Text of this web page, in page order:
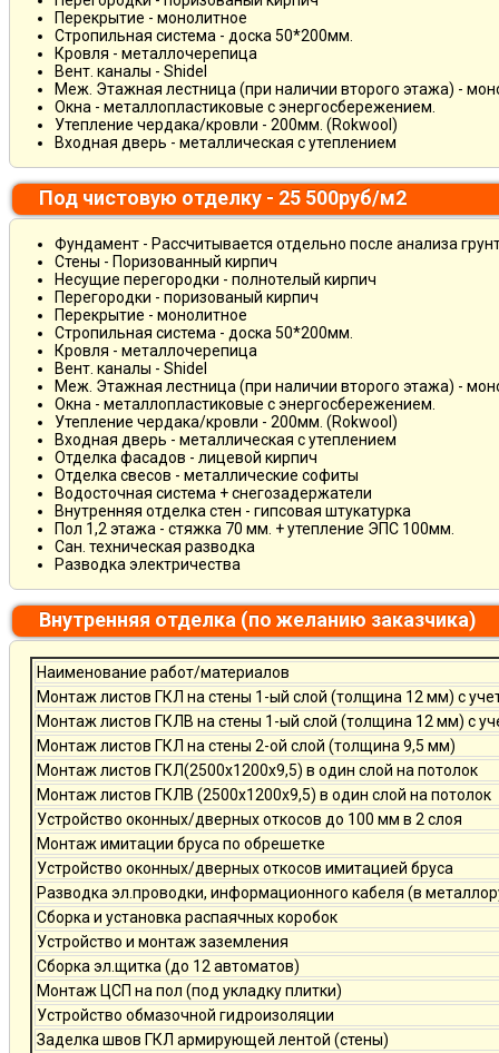
Перекрытие - монолитное
Стропильная система - доска 50*200мм.
Кровля - металлочерепица
Вент. каналы - Shidel
Меж. Этажная лестница (при наличии второго этажа) -
Окна - металлопластиковые с энергосбережением.
Утепление чердака/кровли - 200мм. (Rokwool)
Входная дверь - металлическая с утеплением
Под чистовую отделку - 25 500руб/м2
Фундамент - Рассчитывается отдельно после анализа
Стены - Поризованный кирпич
Несущие перегородки - полнотелый кирпич
Перегородки - поризованый кирпич
Перекрытие - монолитное
Стропильная система - доска 50*200мм.
Кровля - металлочерепица
Вент. каналы - Shidel
Меж. Этажная лестница (при наличии второго этажа) -
Окна - металлопластиковые с энергосбережением.
Утепление чердака/кровли - 200мм. (Rokwool)
Входная дверь - металлическая с утеплением
Отделка фасадов - лицевой кирпич
Отделка свесов - металлические софиты
Водосточная система + снегозадержатели
Внутренняя отделка стен - гипсовая штукатурка
Пол 1,2 этажа - стяжка 70 мм. + утепление ЭПС 100мм.
Сан. техническая разводка
Разводка электричества
Внутренняя отделка (по желанию заказчика)
Наименование работ/материалов
Монтаж листов ГКЛ на стены 1-ый слой (толщина 12 мм) с
Монтаж листов ГКЛВ на стены 1-ый слой (толщина 12 мм) с
Монтаж листов ГКЛ на стены 2-ой слой (толщина 9,5 мм)
Монтаж листов ГКЛ(2500х1200х9,5) в один слой на потолок
Монтаж листов ГКЛВ (2500х1200х9,5) в один слой на потолок
Устройство оконных/дверных откосов до 100 мм в 2 слоя
Монтаж имитации бруса по обрешетке
Устройство оконных/дверных откосов имитацией бруса
Разводка эл.проводки, информационного кабеля (в
Сборка и установка распаячных коробок
Устройство и монтаж заземления
Сборка эл.щитка (до 12 автоматов)
Монтаж ЦСП на пол (под укладку плитки)
Устройство обмазочной гидроизоляции
Заделка швов ГКЛ армирующей лентой (стены)